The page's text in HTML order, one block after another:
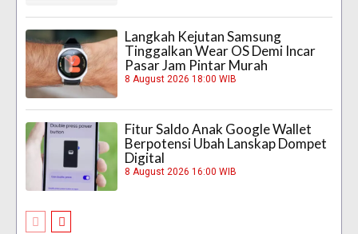
Langkah Kejutan Samsung
Tinggalkan Wear OS Demi Incar
Pasar Jam Pintar Murah
8 August 2026 18:00 WIB
Fitur Saldo Anak Google Wallet
Berpotensi Ubah Lanskap Dompet
Digital
8 August 2026 16:00 WIB